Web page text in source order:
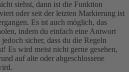
siehst, dann ist die Funktion
oder seit der letzten Markierung ist
Es ist auch möglich, das
indem du einfach eine Antwort
sicher, dass du die Regeln
Es wird meist nicht gerne gesehen,
auf alte oder abgeschlossene